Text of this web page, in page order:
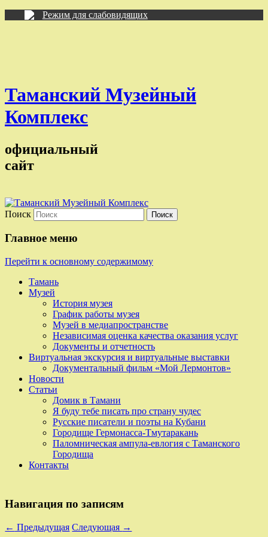
Режим для слабовидящих
Таманский Музейный
Комплекс
официальный
сайт
Поиск
Главное меню
Перейти к основному содержимому
Тамань
Музей
История музея
График работы музея
Музей в медиапространстве
Независимая оценка качества оказания услуг
Документы и отчетность
Виртуальная экскурсия и виртуальные выставки
Документальный фильм «Мой Лермонтов»
Новости
Статьи
Домик в Тамани
Я буду тебе писать про страну чудес
Русские писатели и поэты на Кубани
Городище Гермонасса-Тмутаракань
Паломническая ампула-евлогия с Таманского
Городища
Контакты
Навигация по записям
← Предыдущая Следующая →